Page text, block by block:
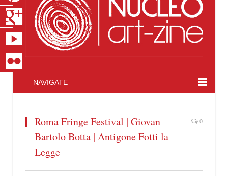
NAVIGATE
Roma Fringe Festival | Giovan
Bartolo Botta | Antigone Fotti la
Legge
0